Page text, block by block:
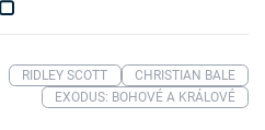
RIDLEY SCOTT
CHRISTIAN BALE
EXODUS: BOHOVÉ A KRÁLOVÉ